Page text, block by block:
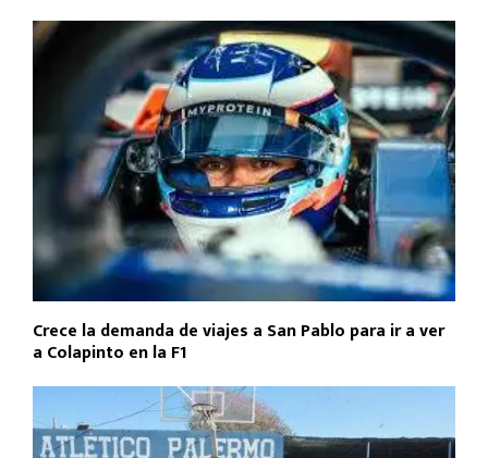
Crece la demanda de viajes a San Pablo para ir a ver
a Colapinto en la F1